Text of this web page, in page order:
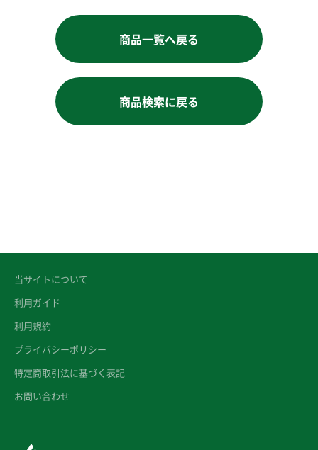
商品一覧へ戻る
商品検索に戻る
当サイトについて
利用ガイド
利用規約
プライバシーポリシー
特定商取引法に基づく表記
お問い合わせ